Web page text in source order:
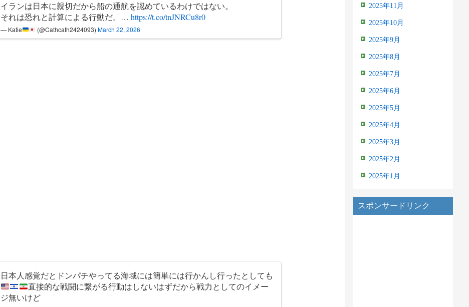
イランは日本に親切だから船の通航を認めているわけではない。
それは恐れと計算による行動だ。… https://t.co/tnJNRCu8r0
— Katie (@Cathcath2424093)March 22, 2026
日本人感覚だとドンパチやってる海域には簡単には行かんし行ったとしても
直接的な戦闘に繋がる行動はしないはずだから戦力としてのイメー
ジ無いけど
2025年11月
2025年10月
2025年9月
2025年8月
2025年7月
2025年6月
2025年5月
2025年4月
2025年3月
2025年2月
2025年1月
スポンサードリンク